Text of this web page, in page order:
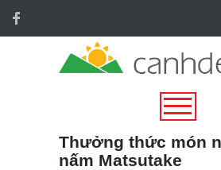
Thưởng thức món
nấm Matsutake